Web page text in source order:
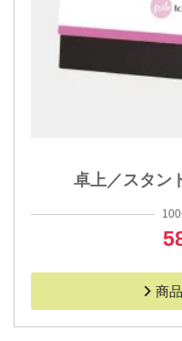
卓上／スタン
商